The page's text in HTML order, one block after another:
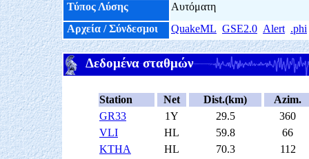
Τύπος Λύσης
Αυτόματη
Αρχεία / Σύνδεσμοι
QuakeML GSE2.0 Alert .phi
Δεδομένα σταθμών
Station Net Dist.(km)
Azim.
GR33
1Y 29.5
360
VLI
HL 59.8
66
KTHA
HL 70.3
112